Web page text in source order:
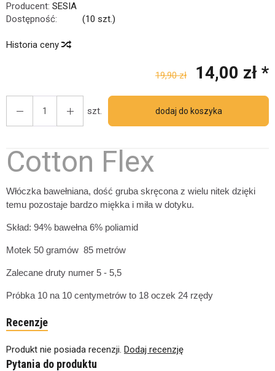
Producent: SESIA
Dostępność:
(10 szt.)
Historia ceny
19,90 zł 14,00 zł *
szt. dodaj do koszyka
Cotton Flex
Włóczka bawełniana, dość gruba skręcona z wielu nitek dzięki
temu pozostaje bardzo miękka i miła w dotyku.
Skład: 94% bawełna 6% poliamid
Motek 50 gramów 85 metrów
Zalecane druty numer 5 - 5,5
Próbka 10 na 10 centymetrów to 18 oczek 24 rzędy
Recenzje
Produkt nie posiada recenzji. Dodaj recenzję
Pytania do produktu